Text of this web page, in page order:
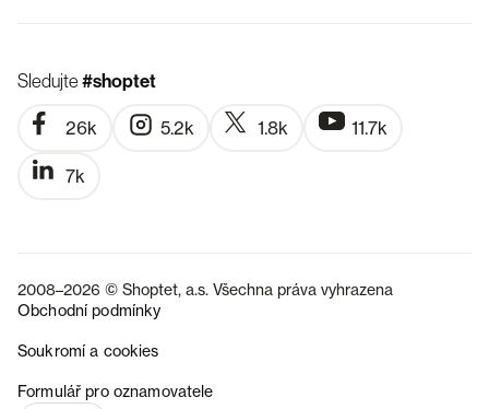
Sledujte#shoptet
26k 5.2k 1.8k 11.7k
7k
2008–2026 © Shoptet, a.s. Všechna práva vyhrazena
Obchodní podmínky
Soukromí a cookies
Formulář pro oznamovatele